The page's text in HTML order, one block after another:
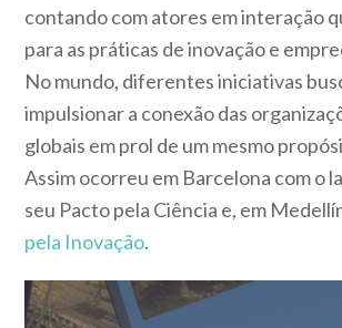
contando com atores em interação
para as práticas de inovação e
No mundo, diferentes iniciativas
impulsionar a conexão das
globais em prol de um mesmo
Assim ocorreu em Barcelona com o
seu Pacto pela Ciência e, em
pela Inovação.